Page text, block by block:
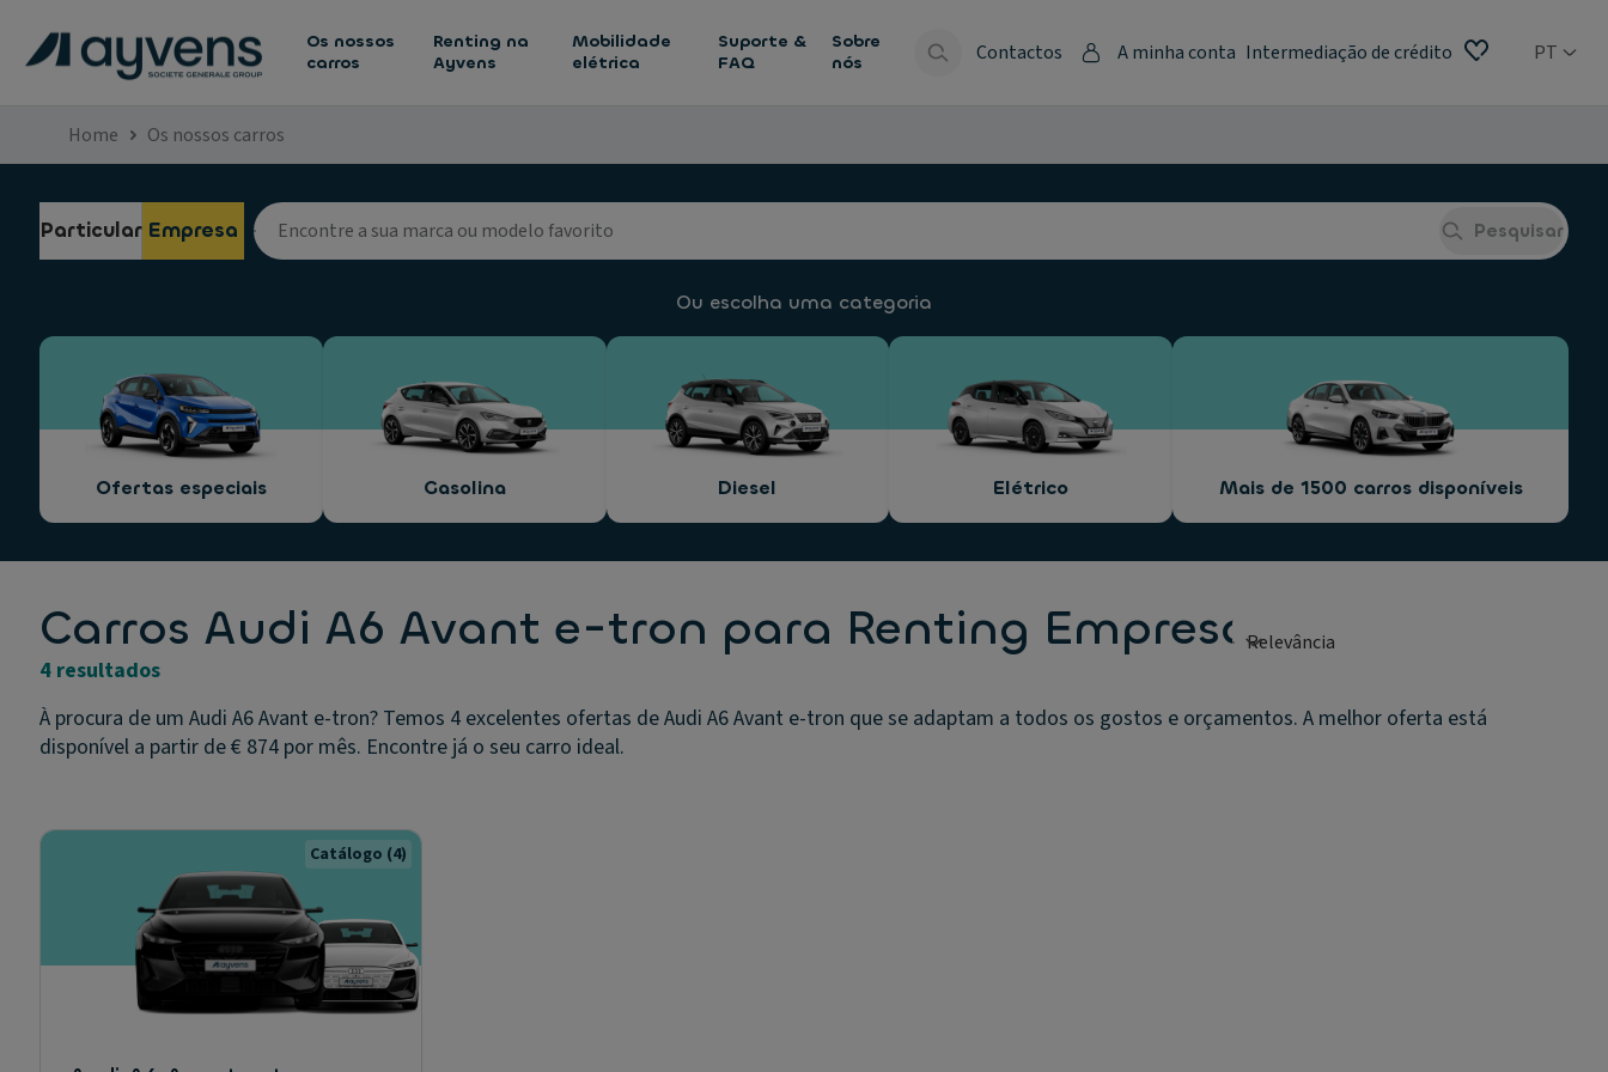
Os nossos
carros
Renting na
Ayvens
Mobilidade
elétrica
Suporte &
FAQ
Sobre
nós
Contactos A minha conta Intermediação de crédito PT
Home Os nossos carros
Particular Empresa Pesquisar
Ou escolha uma categoria
Ofertas especiais Gasolina Diesel Elétrico Mais de 1500 carros disponíveis
Carros Audi A6 Avant e-tron para Renting Empresas
4 resultados
À procura de um Audi A6 Avant e-tron? Temos 4 excelentes ofertas de Audi A6 Avant e-tron que se adaptam a todos os gostos e orçamentos. A melhor oferta está
disponível a partir de € 874 por mês. Encontre já o seu carro ideal.
Catálogo (4)